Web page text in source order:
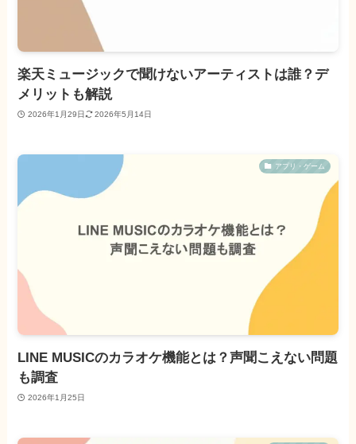
楽天ミュージックで聞けないアーティストは誰？デ
メリットも解説
2026年1月29日 2026年5月14日
アプリ・ゲーム
LINE MUSICのカラオケ機能とは？声聞こえない問題
も調査
2026年1月25日